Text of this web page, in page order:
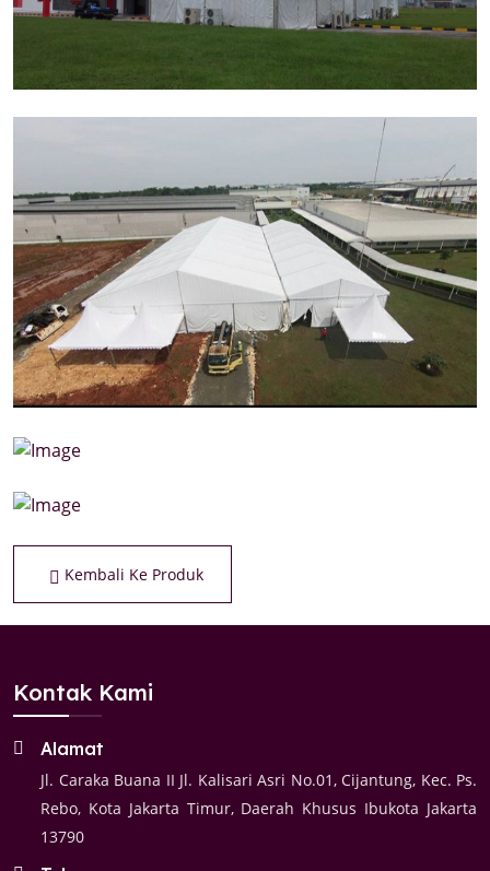
Kembali Ke Produk
Kontak Kami
Alamat
Jl. Caraka Buana II Jl. Kalisari Asri No.01, Cijantung, Kec. Ps.
Rebo, Kota Jakarta Timur, Daerah Khusus Ibukota Jakarta
13790